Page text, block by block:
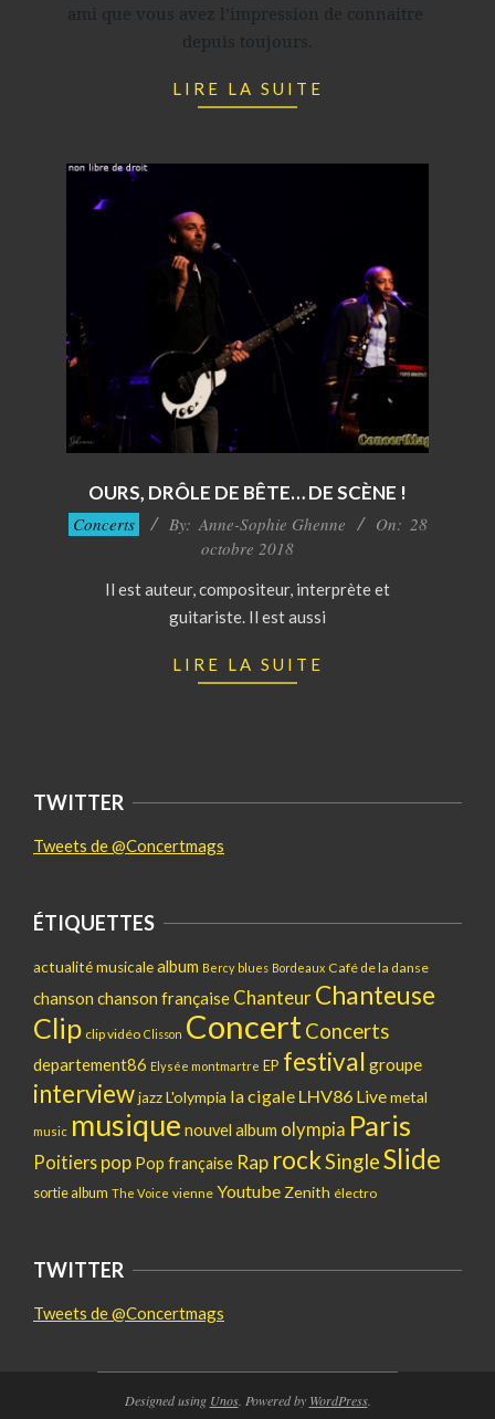
ami que vous avez l’impression de connaitre
depuis toujours.
LIRE LA SUITE
OURS, DRÔLE DE BÊTE… DE SCÈNE !
2018-
Concerts By: Anne-Sophie Ghenne On: 28
octobre 2018
Il est auteur, compositeur, interprète et
guitariste. Il est aussi
LIRE LA SUITE
TWITTER
Tweets de @Concertmags
ÉTIQUETTES
actualité musicalealbum Bercy blues Bordeaux Café de la danse
chanson chanson française ChanteurChanteuse
Clip clip vidéo Clisson Concert Concerts
departement86 Elysée montmartre EP festival groupe
interviewjazzL'olympia la cigale LHV86 Livemetal
music musique nouvel album olympia Paris
Poitiers pop Pop française Rap rockSingleSlide
sortie album The Voice vienne Youtube Zenith électro
TWITTER
Tweets de @Concertmags
Designed using Unos. Powered by WordPress.